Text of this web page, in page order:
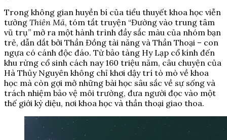
Trong không gian huyền bí của tiểu thuyết khoa học viễn
tưởng Thiên Mã, tóm tắt truyện “Đường vào trung tâm
vũ trụ” mở ra một hành trình đầy sắc màu của nhóm bạn
trẻ, dẫn dắt bởi Thần Đồng tài năng và Thần Thoại – con
ngựa có cánh độc đáo. Từ bảo tàng Hy Lạp cổ kính đến
khu rừng cổ sinh cách nay 160 triệu năm, câu chuyện của
Hà Thủy Nguyên không chỉ khơi dậy trí tò mò về khoa
học mà còn gợi mở những bài học sâu sắc về sự sống và
trách nhiệm bảo vệ môi trường, đưa người đọc vào một
thế giới kỳ diệu, nơi khoa học và thần thoại giao thoa.